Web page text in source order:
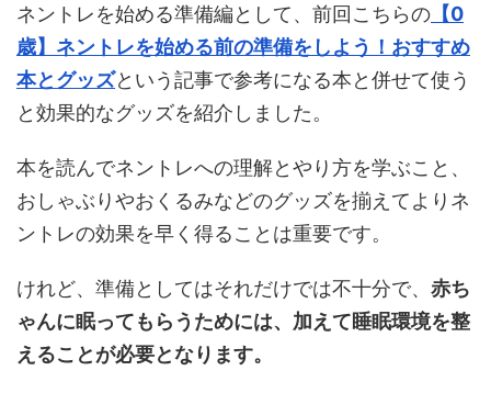
ネントレを始める準備編として、前回こちらの 【0
歳】ネントレを始める前の準備をしよう！おすすめ
本とグッズという記事で参考になる本と併せて使う
と効果的なグッズを紹介しました。
本を読んでネントレへの理解とやり方を学ぶこと、
おしゃぶりやおくるみなどのグッズを揃えてよりネ
ントレの効果を早く得ることは重要です。
けれど、準備としてはそれだけでは不十分で、 赤ち
ゃんに眠ってもらうためには、加えて睡眠環境を整
えることが必要となります。